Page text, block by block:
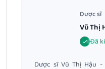
Dược sĩ
Vũ Thị
Đã
Dược sĩ Vũ Thị Hậu